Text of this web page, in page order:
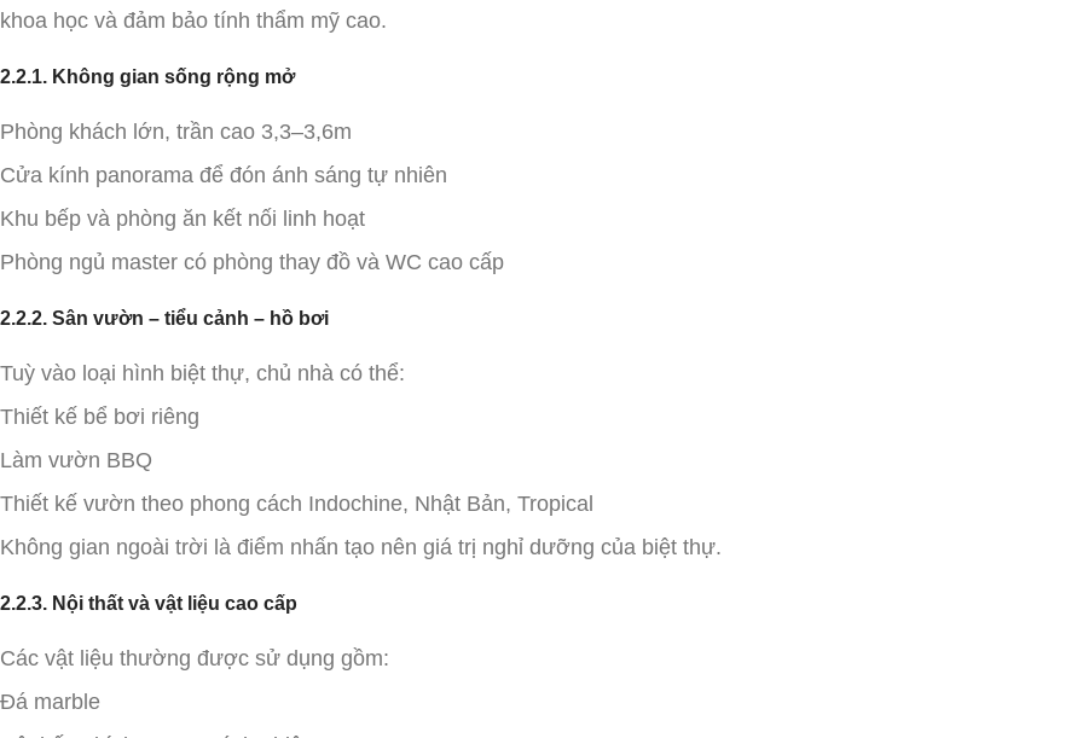
khoa học và đảm bảo tính thẩm mỹ cao.
2.2.1. Không gian sống rộng mở
Phòng khách lớn, trần cao 3,3–3,6m
Cửa kính panorama để đón ánh sáng tự nhiên
Khu bếp và phòng ăn kết nối linh hoạt
Phòng ngủ master có phòng thay đồ và WC cao cấp
2.2.2. Sân vườn – tiểu cảnh – hồ bơi
Tuỳ vào loại hình biệt thự, chủ nhà có thể:
Thiết kế bể bơi riêng
Làm vườn BBQ
Thiết kế vườn theo phong cách Indochine, Nhật Bản, Tropical
Không gian ngoài trời là điểm nhấn tạo nên giá trị nghỉ dưỡng của biệt thự.
2.2.3. Nội thất và vật liệu cao cấp
Các vật liệu thường được sử dụng gồm:
Đá marble